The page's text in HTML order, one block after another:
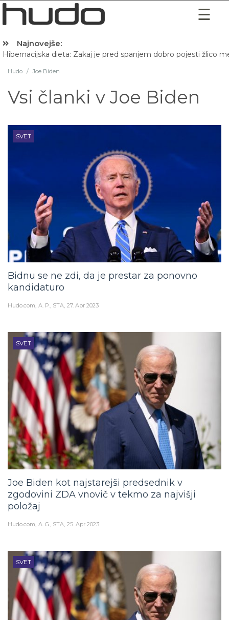
Najnovejše:
Hibernacijska dieta: Zakaj je pred spanjem dobro pojesti žlico
Hudo / Joe Biden
Vsi članki vJoe Biden
SVET
Bidnu se ne zdi, da je prestar za ponovno
kandidaturo
Hudo.com A. P., STA 27. Apr 2023
SVET
Joe Biden kot najstarejši predsednik v
zgodovini ZDA vnovič v tekmo za najvišji
položaj
Hudo.com A. G., STA 25. Apr 2023
SVET